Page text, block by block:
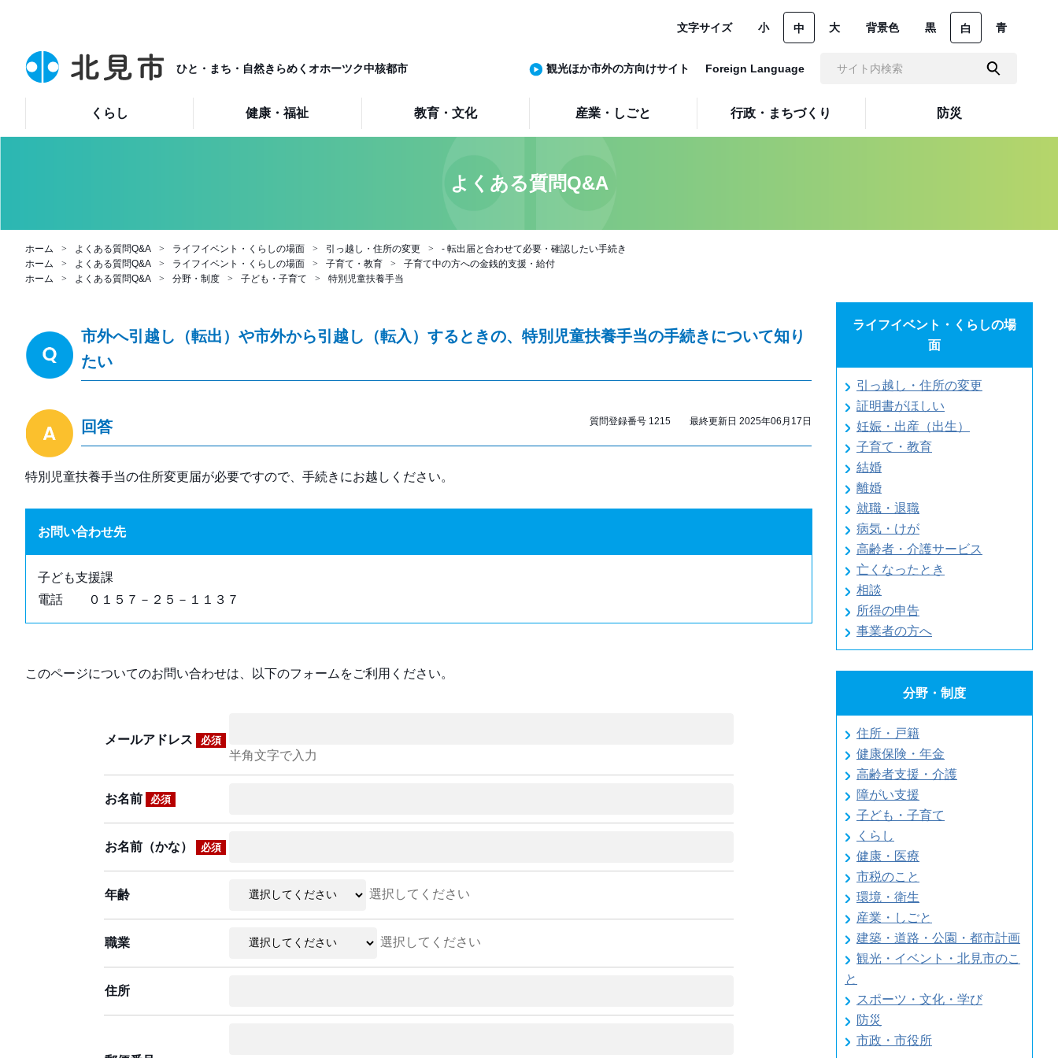
ひと・まち・自然きらめくオホーツク中核都市
くらし 健康・福祉 教育・文化 産業・しごと 行政・まちづくり 防災
文字サイズ 小 中 大 背景色 黒 白 青
観光ほか市外の方向けサイト Foreign Language
よくある質問Q&A
ホーム よくある質問Q&A ライフイベント・くらしの場面 引っ越し・住所の変更
- 転出届と合わせて必要・確認したい手続き
ホーム
よくある質問Q&A ライフイベント・くらしの場面 子育て・教育
子育て中の方への金銭的支援・給付
ホーム
よくある質問Q&A 分野・制度 子ども・子育て 特別児童扶養手当
市外へ引越し（転出）や市外から引越し（転入）するときの、特別児童扶養手当の手続きについて知り
たい
回答 質問登録番号 1215 最終更新日 2025年06月17日
特別児童扶養手当の住所変更届が必要ですので、手続きにお越しください。
お問い合わせ先
子ども支援課
電話 ０１５７－２５－１１３７
このページについてのお問い合わせは、以下のフォームをご利用ください。
メールアドレス 必須
半角文字で入力
お名前 必須
お名前（かな） 必須
年齢 選択してください
職業 選択してください
住所
ライフイベント・くらしの場
面
引っ越し・住所の変更
証明書がほしい
妊娠・出産（出生）
子育て・教育
結婚
離婚
就職・退職
病気・けが
高齢者・介護サービス
亡くなったとき
相談
所得の申告
事業者の方へ
分野・制度
住所・戸籍
健康保険・年金
高齢者支援・介護
障がい支援
子ども・子育て
くらし
健康・医療
市税のこと
環境・衛生
産業・しごと
建築・道路・公園・都市計画
観光・イベント・北見市のこ
と
スポーツ・文化・学び
防災
市政・市役所